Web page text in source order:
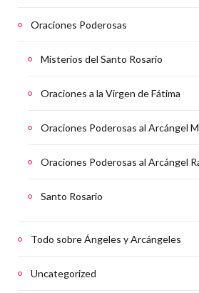
Oraciones Poderosas
Misterios del Santo Rosario
Oraciones a la Virgen de Fátima
Oraciones Poderosas al Arcángel
Oraciones Poderosas al Arcángel
Santo Rosario
Todo sobre Ángeles y Arcángeles
Uncategorized